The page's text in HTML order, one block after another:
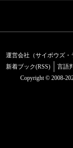
運営会社（サイボウズ・
新着ブック(RSS)
言語
Copyright © 2008-